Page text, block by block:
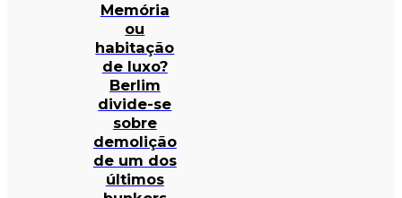
Memória
ou
habitação
de luxo?
Berlim
divide-se
sobre
demolição
de um dos
últimos